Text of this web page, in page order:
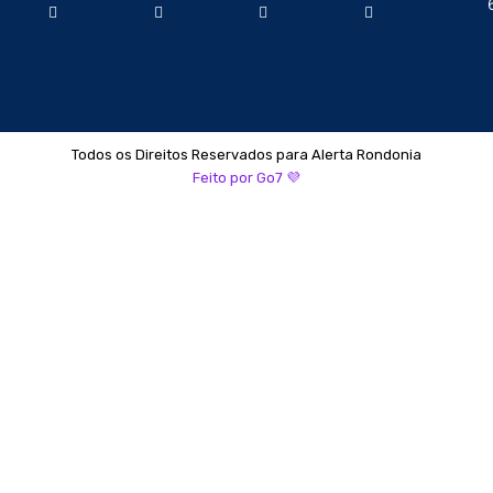
Todos os Direitos Reservados para Alerta Rondonia
Feito por Go7 💜